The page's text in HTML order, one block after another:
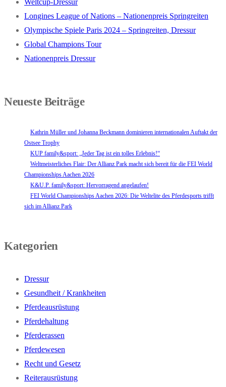
Weltcup-Dressur
Longines League of Nations – Nationenpreis Springreiten
Olympische Spiele Paris 2024 – Springreiten, Dressur
Global Champions Tour
Nationenpreis Dressur
Neueste Beiträge
Kathrin Müller und Johanna Beckmann dominieren internationalen Auftakt der
Ostsee Trophy
KUP family&sport: „Jeder Tag ist ein tolles Erlebnis!“
Weltmeisterliches Flair: Der Allianz Park macht sich bereit für die FEI World
Championships Aachen 2026
K&U.P. family&sport: Hervorragend angelaufen!
FEI World Championships Aachen 2026: Die Weltelite des Pferdesports trifft
sich im Allianz Park
Kategorien
Dressur
Gesundheit / Krankheiten
Pferdeausrüstung
Pferdehaltung
Pferderassen
Pferdewesen
Recht und Gesetz
Reiterausrüstung